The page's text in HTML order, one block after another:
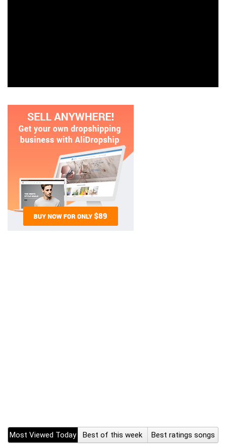
Most Viewed Today Best of this week
Best ratings songs